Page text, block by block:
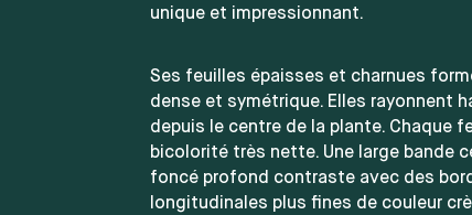
unique et impressionnant.
Ses feuilles épaisses et charnues
dense et symétrique. Elles rayonnent
depuis le centre de la plante. Chaque
bicolorité très nette. Une large bande
foncé profond contraste avec des
longitudinales plus fines de couleur